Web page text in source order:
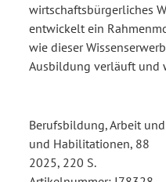
wirtschaftsbürgerliches
entwickelt ein
wie dieser
Ausbildung verläuft und
Berufsbildung, Arbeit
und Habilitationen, 88
2025, 220 S.